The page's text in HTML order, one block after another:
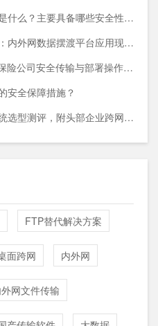
内外网文件摆渡系统产品推荐是什么？主要具备哪些安全性能？
机器人行业数据流转深度研究：内外网数据摆渡平台应用现状与趋势
FTP文件传输服务器是什么？保险公司安全传输与部署操作指南
安全保障措施？
新能源行业内外网文件摆渡系统选型测评，附头部企业跨网部署案例
FTP替代解决方案
面跨网 内外网
网文件传输